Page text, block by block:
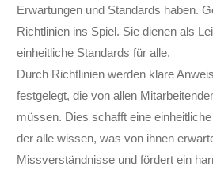
Erwartungen und Standards haben.
Richtlinien ins Spiel. Sie dienen als
einheitliche Standards für alle.
Durch Richtlinien werden klare
festgelegt, die von allen
müssen. Dies schafft eine
der alle wissen, was von ihnen
Missverständnisse und fördert ein